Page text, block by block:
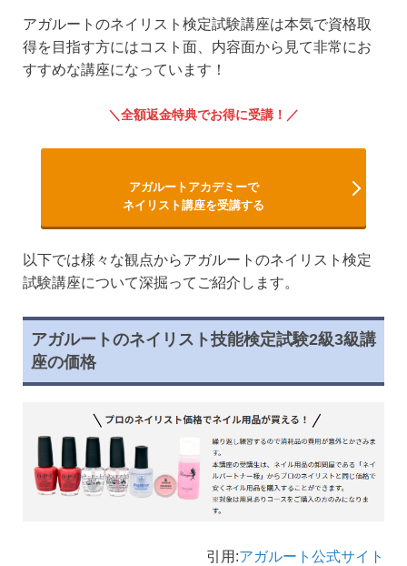
アガルートのネイリスト検定試験講座は本気で資格取
得を目指す方にはコスト面、内容面から見て非常にお
すすめな講座になっています！
全額返金特典でお得に受講！
アガルートアカデミーで
ネイリスト講座を受講する
以下では様々な観点からアガルートのネイリスト検定
試験講座について深掘ってご紹介します。
アガルートのネイリスト技能検定試験2級3級講
座の価格
引用:アガルート公式サイト